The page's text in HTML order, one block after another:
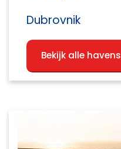
Dubrovnik
Bekijk alle havens